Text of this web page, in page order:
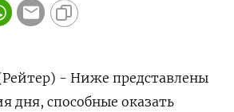
- Ниже представлены
дня, способные оказать